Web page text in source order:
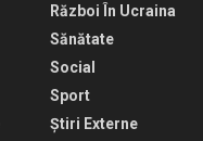
Război În Ucraina
Sănătate
Social
Sport
Știri Externe